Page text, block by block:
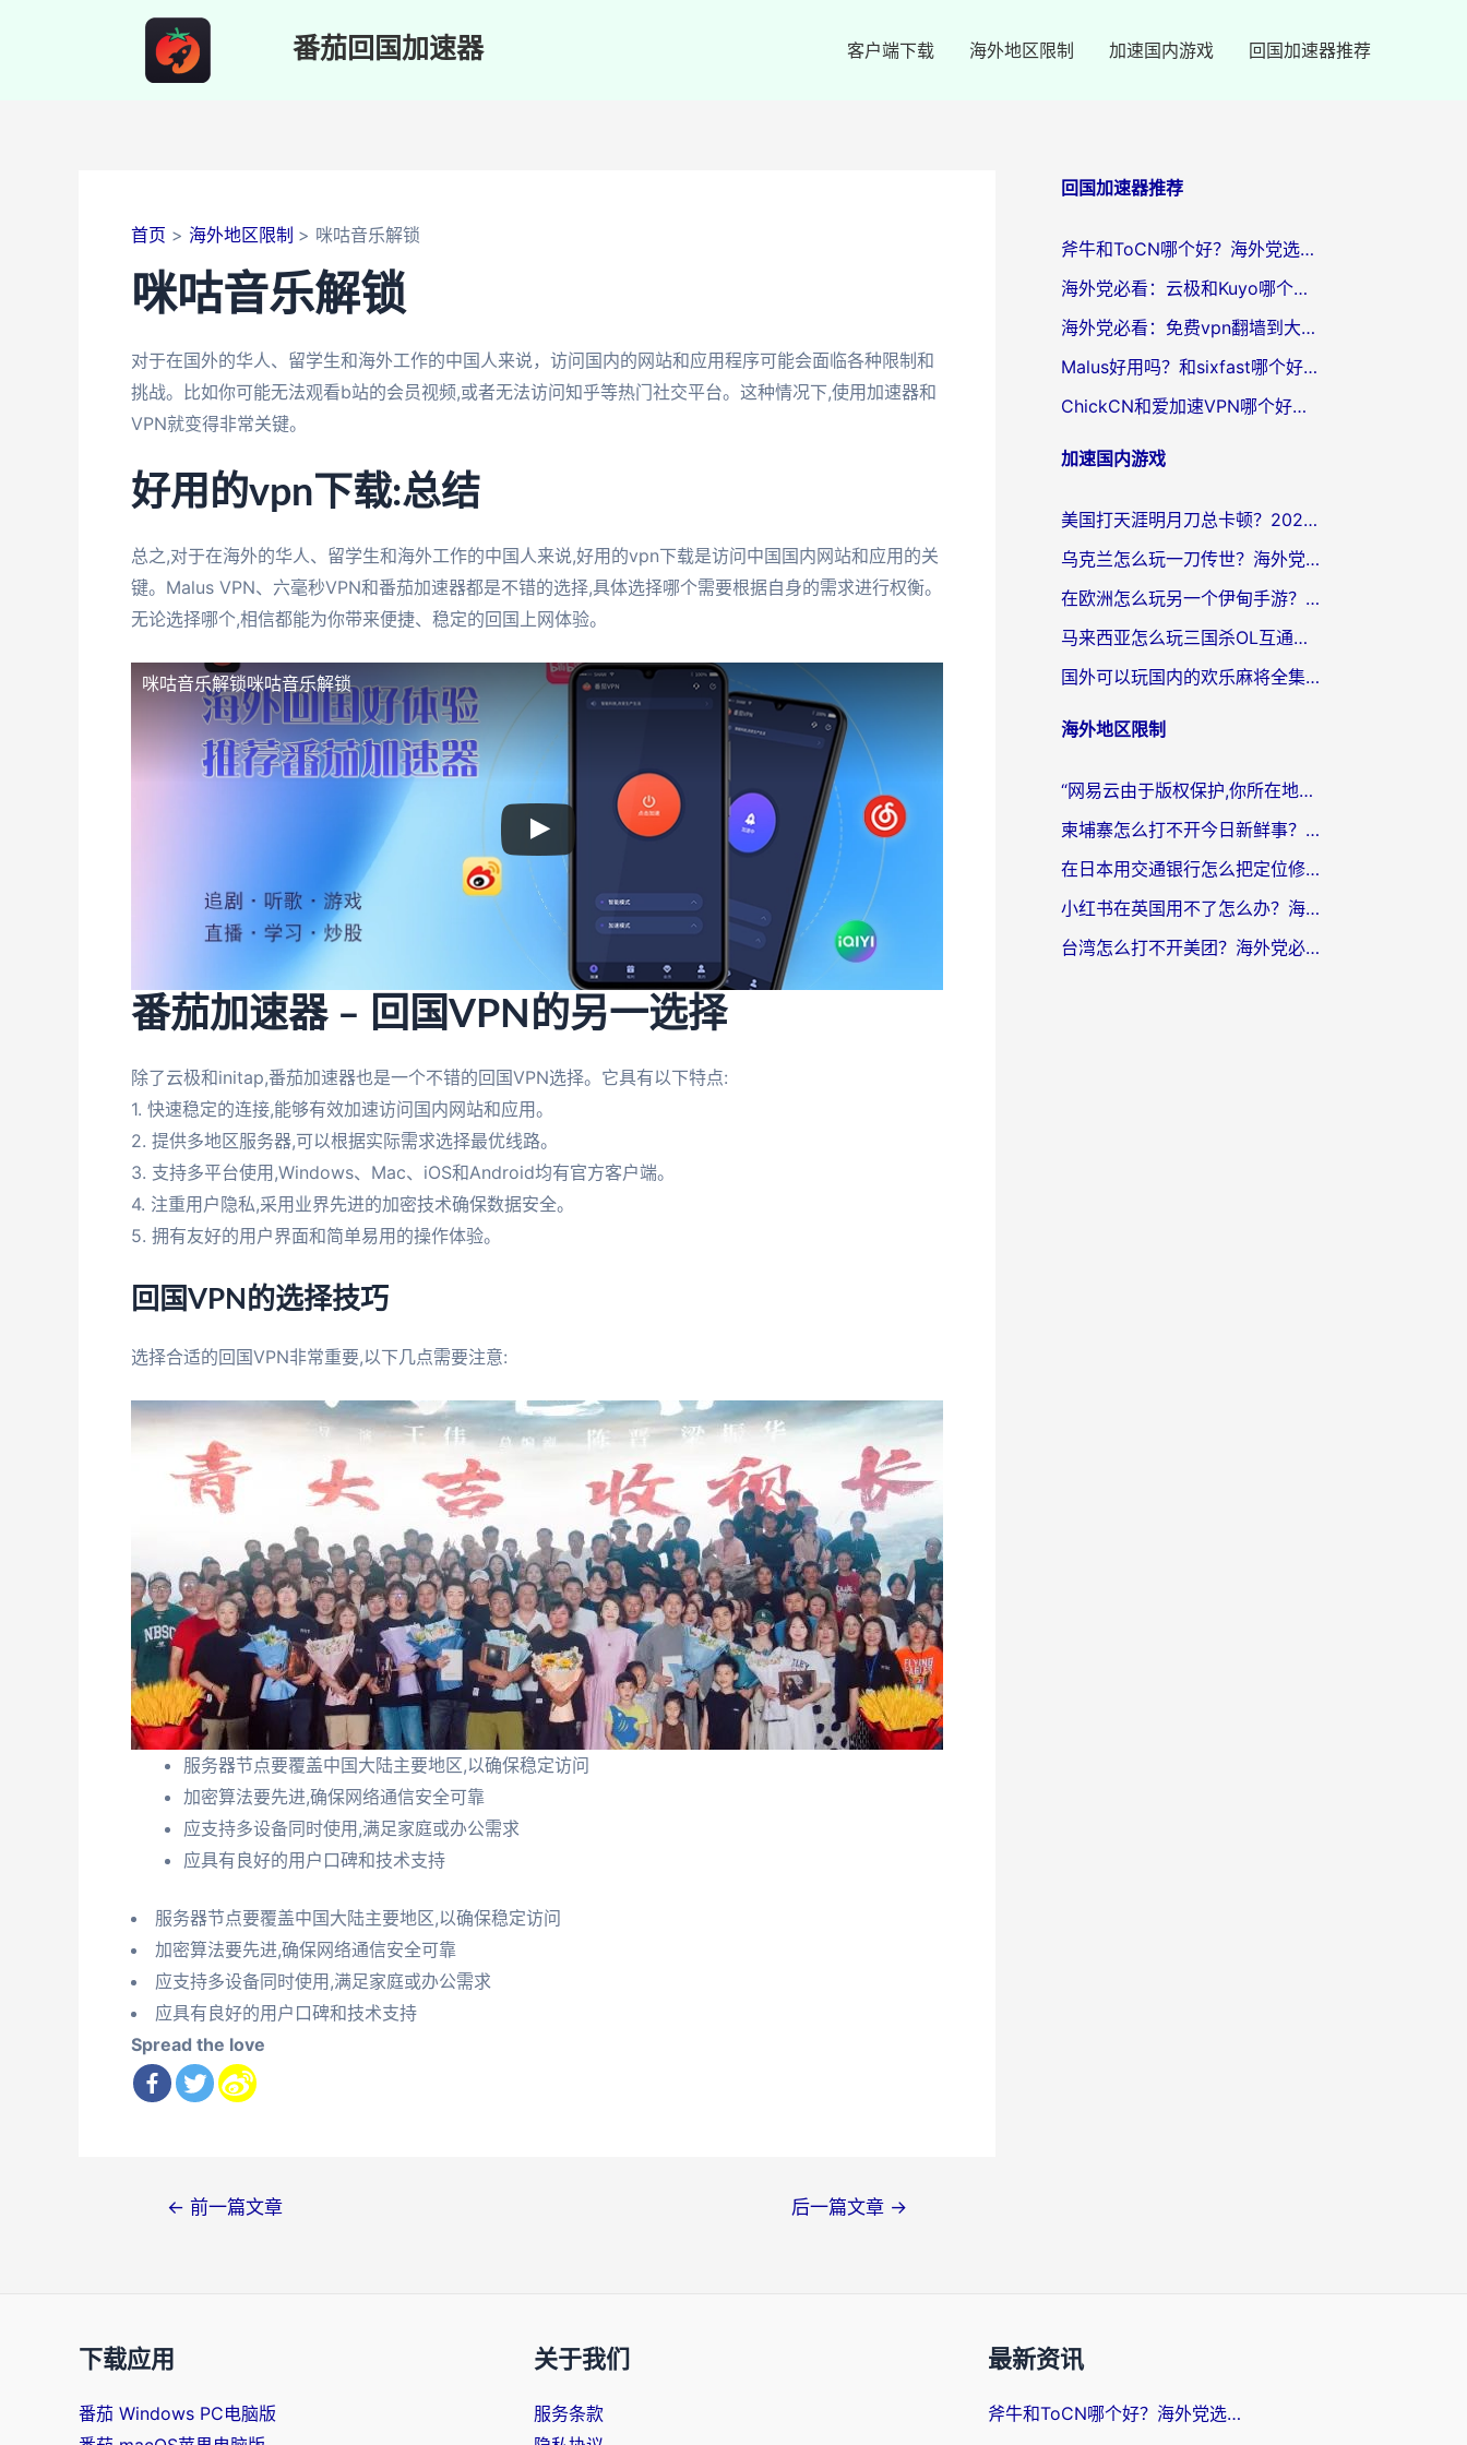
番茄回国加速器 客户端下载 海外地区限制 加速国内游戏 回国加速器推荐
首页 海外地区限制 咪咕音乐解锁
咪咕音乐解锁
对于在国外的华人、留学生和海外工作的中国人来说，访问国内的网站和应用程序可能会面临各种限制和
挑战。比如你可能无法观看b站的会员视频,或者无法访问知乎等热门社交平台。这种情况下,使用加速器和
VPN就变得非常关键。
好用的vpn下载:总结
总之,对于在海外的华人、留学生和海外工作的中国人来说,好用的vpn下载是访问中国国内网站和应用的关
键。Malus VPN、六毫秒VPN和番茄加速器都是不错的选择,具体选择哪个需要根据自身的需求进行权衡。
无论选择哪个,相信都能为你带来便捷、稳定的回国上网体验。
咪咕音乐解锁咪咕音乐解锁
番茄加速器 – 回国VPN的另一选择
除了云极和initap,番茄加速器也是一个不错的回国VPN选择。它具有以下特点:
1. 快速稳定的连接,能够有效加速访问国内网站和应用。
2. 提供多地区服务器,可以根据实际需求选择最优线路。
3. 支持多平台使用,Windows、Mac、iOS和Android均有官方客户端。
4. 注重用户隐私,采用业界先进的加密技术确保数据安全。
5. 拥有友好的用户界面和简单易用的操作体验。
回国VPN的选择技巧
选择合适的回国VPN非常重要,以下几点需要注意:
服务器节点要覆盖中国大陆主要地区,以确保稳定访问
加密算法要先进,确保网络通信安全可靠
应支持多设备同时使用,满足家庭或办公需求
应具有良好的用户口碑和技术支持
服务器节点要覆盖中国大陆主要地区,以确保稳定访问
加密算法要先进,确保网络通信安全可靠
应支持多设备同时使用,满足家庭或办公需求
应具有良好的用户口碑和技术支持
Spread the love
← 前一篇文章 后一篇文章 →
回国加速器推荐
斧牛和ToCN哪个好？海外党选回国加速器的避坑指南（附免费工具推荐）
海外党必看：云极和Kuyo哪个好？3招选对回国加速器，无缝刷国内资源
海外党必看：免费vpn翻墙到大陆？别踩坑！教你选对回国加速器无缝追剧玩游戏
Malus好用吗？和sixfast哪个好？海外华人亲测3款热门回国加速器，附排名指南
ChickCN和爱加速VPN哪个好？海外党亲测3款回国加速器，这一款才是无缝访问国内资源的最优解
加速国内游戏
美国打天涯明月刀总卡顿？2026实测有效的加速器推荐（附跨平台使用技巧）
乌克兰怎么玩一刀传世？海外党国服游戏加速终极指南（附天下-异兽山海街头篮球实测）
在欧洲怎么玩另一个伊甸手游？海外党亲测有效的国服游戏加速指南
马来西亚怎么玩三国杀OL互通版？海外党必看的国服游戏加速器避坑指南
国外可以玩国内的欢乐麻将全集吗？海外党亲测有效的国服游戏加速指南
海外地区限制
“网易云由于版权保护,你所在地区”无法播放？海外党听国内音乐听书的加速器选择指南
柬埔寨怎么打不开今日新鲜事？海外华人追剧看新闻的加速器选择指南
在日本用交通银行怎么把定位修改到中国国内？海外党必备实用指南（附追剧支付社交全解）
小红书在英国用不了怎么办？海外党必看的回国加速解决方案
台湾怎么打不开美团？海外党必看：3个实用技巧解决国内App地区限制难题
下载应用
番茄 Windows PC电脑版
关于我们
服务条款
最新资讯
斧牛和ToCN哪个好？海外党选回国加速器的避坑指南（附免费工具推荐）